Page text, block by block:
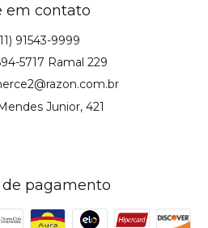
em contato
91543-9999
5717 Ramal 229
Junior, 421
de pagamento